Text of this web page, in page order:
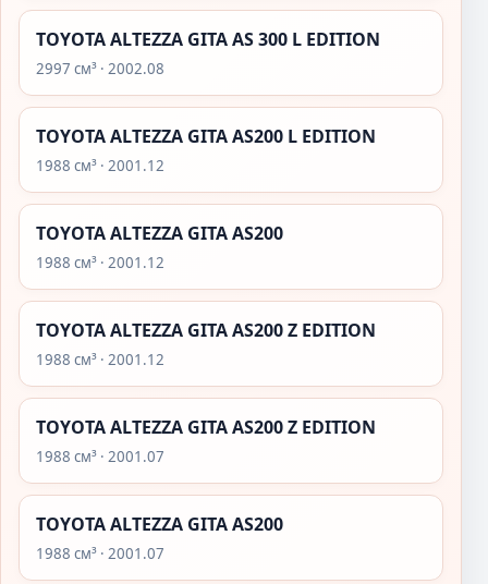
TOYOTA ALTEZZA GITA AS 300 L EDITION
2997 см³ · 2002.08
TOYOTA ALTEZZA GITA AS200 L EDITION
1988 см³ · 2001.12
TOYOTA ALTEZZA GITA AS200
1988 см³ · 2001.12
TOYOTA ALTEZZA GITA AS200 Z EDITION
1988 см³ · 2001.12
TOYOTA ALTEZZA GITA AS200 Z EDITION
1988 см³ · 2001.07
TOYOTA ALTEZZA GITA AS200
1988 см³ · 2001.07